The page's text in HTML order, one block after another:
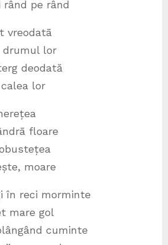
pe rând
vreodatā
drumul lor
deodată
lor
floare
moare
în reci morminte
mare gol
cuminte